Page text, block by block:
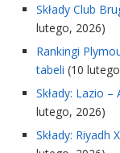
Składy Club
lutego, 2026)
Rankingi
tabeli (10
Składy: Lazio
lutego, 2026)
Składy: Riyadh